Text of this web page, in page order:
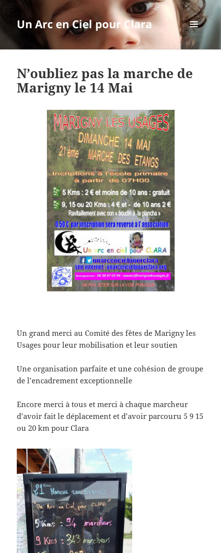
Un Arc en Ciel pour Clara
MENU
ET
N’oubliez pas la marche de
Marigny le 14 Mai
Un grand merci au Comité des fêtes de Marigny les
Usages pour leur mobilisation et leur soutien
Une organisation parfaite et une cohésion de groupe
de l’encadrement exceptionnelle
Encore merci à tous et merci à chaque marcheur
d’avoir fait le déplacement et d’avoir parcouru 5 9 15
ou 20 km pour Clara